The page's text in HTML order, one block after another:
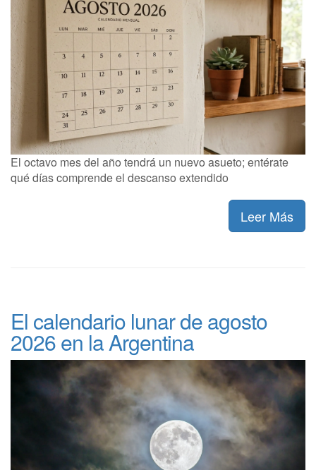
El octavo mes del año tendrá un nuevo asueto; entérate
qué días comprende el descanso extendido
Leer Más
El calendario lunar de agosto
2026 en la Argentina